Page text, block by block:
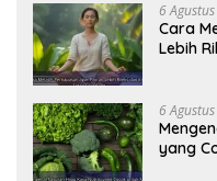
6
Cara
Lebih
6
yang